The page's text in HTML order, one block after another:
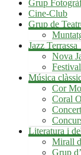
Grup
Cine-Club
Grup de
Jazz Terrassa
Nova
Música
Cor
Coral
Literatura i
Mirall
Grup